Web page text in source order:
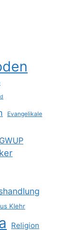
Evangelikale
GWUP
Klehr
Religion